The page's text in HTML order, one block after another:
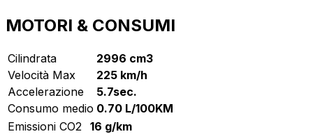
MOTORI & CONSUMI
Cilindrata
2996 cm3
Velocità Max
225 km/h
Accelerazione
5.7sec.
Consumo medio 0.70 L/100KM
Emissioni CO2
16 g/km